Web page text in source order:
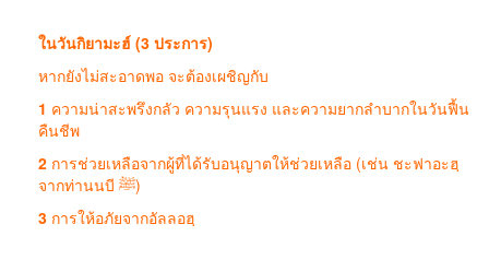
ในวันกิยามะฮ์ (3 ประการ)
หากยังไม่สะอาดพอ จะต้องเผชิญกับ
1 ความน่าสะพรึงกลัว ความรุนแรง และความยากลำบากในวันฟื้น
คืนชีพ
2 การช่วยเหลือจากผู้ที่ได้รับอนุญาตให้ช่วยเหลือ (เช่น ชะฟาอะฮฺ
จากท่านนบี ﷺ)
3 การให้อภัยจากอัลลอฮฺ